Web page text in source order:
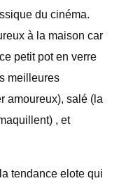
du cinéma.
à la maison car
petit pot en verre
meilleures
amoureux), salé (la
, et
tendance elote qui